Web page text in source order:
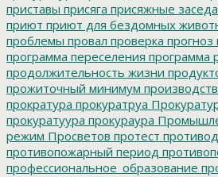
приставы присяга присяжные
приют приют для бездомных
проблемы провал проверка прогноз
программа переселения программа
продолжительность жизни
прожиточный минимум
прократура прокуратруа
прокуратуура прокураура
режим Просветов протест
противопожарный период
профессиональное_образование